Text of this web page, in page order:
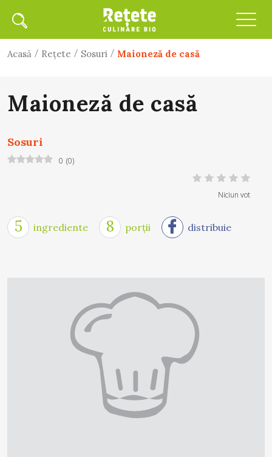
Acasă / Rețete / Sosuri / Maioneză de casă
Maioneză de casă
Sosuri
0 (0)
Niciun vot
5 ingrediente 8 porții distribuie